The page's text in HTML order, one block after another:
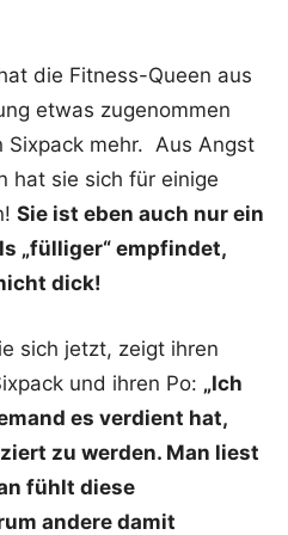
die Fitness-Queen aus
etwas zugenommen
Sixpack mehr. Aus Angst
hat sie sich für einige
Sie ist eben auch nur ein
„fülliger“ empfindet,
dick!
sich jetzt, zeigt ihren
und ihren Po: „Ich
es verdient hat,
zu werden. Man liest
fühlt diese
andere damit